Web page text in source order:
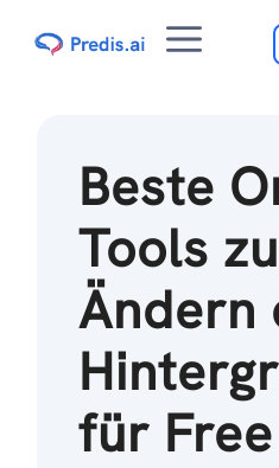
Inhalt
Beste
Tools
Ändern
für Free